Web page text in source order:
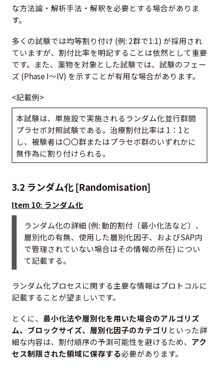
な方法論・解析手法・解釈を必要とする場合がありま
す。
多くの試験では均等割り付け (例: 2群で1:1) が採用され
ていますが、割付比率を明記することは依然として重要
です。また、薬物を対象とした試験では、試験のフェー
ズ (Phase I～IV) を示すことが有用な場合があります。
<記載例>
本試験は、単施設で実施されるランダム化並行群間
プラセボ対照試験である。治療割付比率は 1：1と
し、被験者は〇〇群またはプラセボ群のいずれかに
無作為に割り付けられる。
3.2 ランダム化 [Randomisation]
Item 10: ランダム化
ランダム化の詳細 (例: 動的割付〔最小化法など〕、
層別化の有無、使用した層別化因子、およびSAP内
で管理されていない場合はその情報の所在) につい
て記載する。
ランダム化プロセスに関する主要な情報はプロトコルに
記載することが望ましいです。
とくに、 最小化法や層別化を用いた場合のアルゴリズ
ム、ブロックサイズ、層別化因子のカテゴリ といった詳
細な内容は、割付順序の予測可能性を避けるため、 アク
セス制限された領域に保存する必要があります。